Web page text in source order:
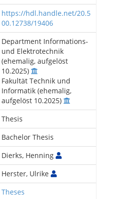
https://hdl.handle.net/20.5
00.12738/19406
Department Informations-
und Elektrotechnik
(ehemalig, aufgelöst
10.2025)
Fakultät Technik und
Informatik (ehemalig,
aufgelöst 10.2025)
Thesis
Bachelor Thesis
Dierks, Henning
Herster, Ulrike
Theses